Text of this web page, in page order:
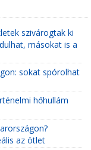
szivárogtak ki
másokat is a
sokat spórolhat
hőhullám
az ötlet